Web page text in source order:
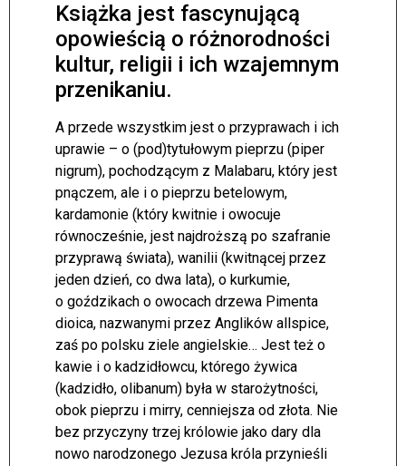
Książka jest fascynującą
opowieścią o różnorodności
kultur, religii i ich wzajemnym
przenikaniu.
A przede wszystkim jest o przyprawach i ich
uprawie – o (pod)tytułowym pieprzu (piper
nigrum), pochodzącym z Malabaru, który jest
pnączem, ale i o pieprzu betelowym,
kardamonie (który kwitnie i owocuje
równocześnie, jest najdroższą po szafranie
przyprawą świata), wanilii (kwitnącej przez
jeden dzień, co dwa lata), o kurkumie,
o goździkach o owocach drzewa Pimenta
dioica, nazwanymi przez Anglików allspice,
zaś po polsku ziele angielskie… Jest też o
kawie i o kadzidłowcu, którego żywica
(kadzidło, olibanum) była w starożytności,
obok pieprzu i mirry, cenniejsza od złota. Nie
bez przyczyny trzej królowie jako dary dla
nowo narodzonego Jezusa króla przynieśli